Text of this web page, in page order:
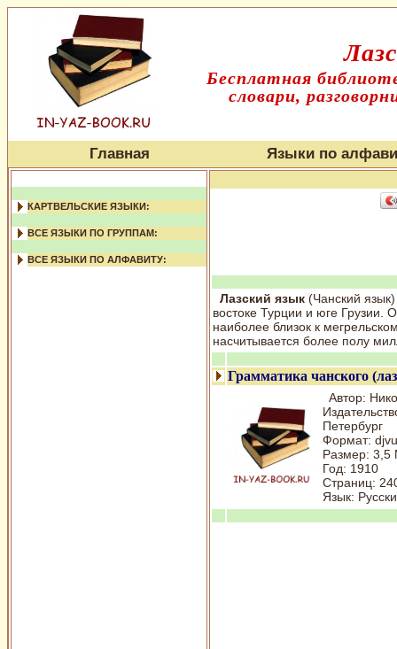
Бесплатная
словари,
Главная Языки по
КАРТВЕЛЬСКИЕ ЯЗЫКИ:
ВСЕ ЯЗЫКИ ПО ГРУППАМ:
ВСЕ ЯЗЫКИ ПО АЛФАВИТУ:
Лазский язык (Чанский
востоке Турции и юге Грузии.
наиболее близок к
насчитывается более полу
Грамматика чанского
Aвтор:
Петербург
Формат: djvu
Размер: 3,5
Год: 1910
Страниц:
Язык: